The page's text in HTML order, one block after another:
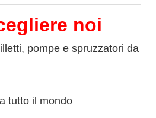
noi
pompe e spruzzatori da
tutto il mondo